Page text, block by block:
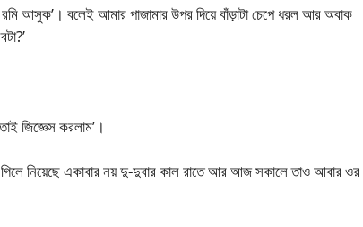
আসুক’। বলেই আমার পাজামার উপর দিয়ে বাঁড়াটা চেপে ধরল আর অবাক
জিজ্ঞেস করলাম’।
নিয়েছে একাবার নয় দু-দুবার কাল রাতে আর আজ সকালে তাও আবার ওর